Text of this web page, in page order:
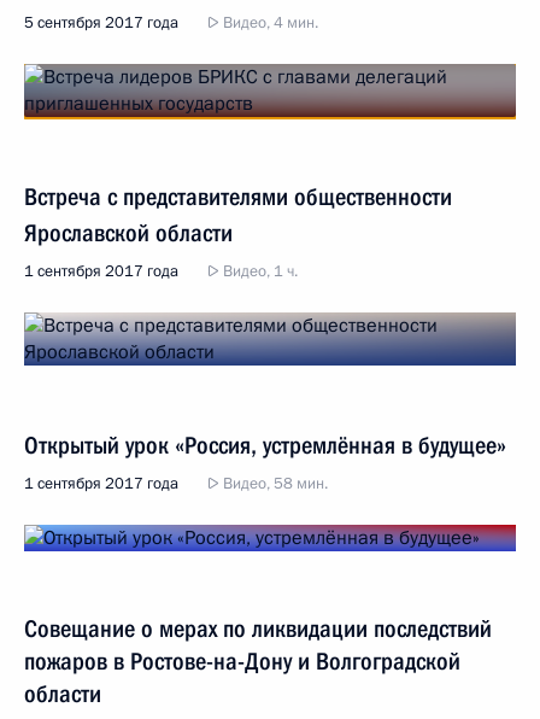
5 сентября 2017 года Видео, 4 мин.
Встреча с представителями общественности
Ярославской области
1 сентября 2017 года Видео, 1 ч.
Открытый урок «Россия, устремлённая в будущее»
1 сентября 2017 года Видео, 58 мин.
Совещание о мерах по ликвидации последствий
пожаров в Ростове-на-Дону и Волгоградской
области